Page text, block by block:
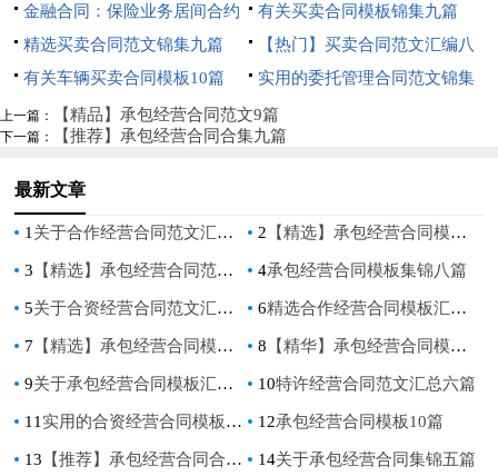
金融合同：保险业务居间合约
有关买卖合同模板锦集九篇
精选买卖合同范文锦集九篇
【热门】买卖合同范文汇编八
篇
有关车辆买卖合同模板10篇
实用的委托管理合同范文锦集
九篇
上一篇： 【精品】承包经营合同范文9篇
下一篇： 【推荐】承包经营合同合集九篇
最新文章
1 关于合作经营合同范文汇编五篇 2 【精选】承包经营合同模板合集七篇
3 【精选】承包经营合同范文汇编6篇 4承包经营合同模板集锦八篇
5关于合资经营合同范文汇总7篇 6精选合作经营合同模板汇编八篇
7 【精选】承包经营合同模板5篇 8 【精华】承包经营合同模板汇编8篇
9关于承包经营合同模板汇编五篇 10特许经营合同范文汇总六篇
11 实用的合资经营合同模板汇编6篇 12承包经营合同模板10篇
13 【推荐】承包经营合同合集九篇 14关于承包经营合同集锦五篇